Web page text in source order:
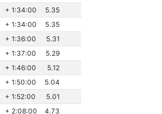
+ 1:34:00
5.35
+ 1:34:00
5.35
+ 1:36:00
5.31
+ 1:37:00
5.29
+ 1:46:00
5.12
+ 1:50:00
5.04
+ 1:52:00
5.01
+ 2:08:00
4.73